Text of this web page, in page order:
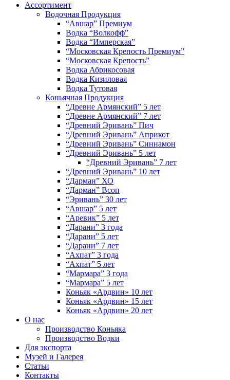
Ассортимент
Водочная Продукция
“Авшар” Премиум
Водка “Волкофф”
Водка “Имперская”
“Московская Крепость Премиум”
“Московская Крепость”
Водка Абрикосовая
Водка Кизиловая
Водка Тутовая
Коньячная Продукция
“Древне Армянский” 5 лет
“Древне Армянский” 7 лет
“Древний Эривань” Пич
“Древний Эривань” Априкот
“Древний Эривань” Синнамон
“Древний Эривань” 5 лет
“Древний Эривань” 7 лет
“Древний Эривань” 10 лет
“Дарман” ХО
“Дарман” Всоп
“Эривань” 30 лет
“Авшар” 5 лет
“Аревик” 5 лет
“Дарани” 3 года
“Дарани” 5 лет
“Дарани” 7 лет
“Ахпат” 3 года
“Ахпат” 5 лет
“Мармара” 3 года
“Мармара” 5 лет
Коньяк «Ардвин» 10 лет
Коньяк «Ардвин» 15 лет
Коньяк «Ардвин» 20 лет
О нас
Производство Коньяка
Производство Водки
Для экспорта
Музей и Галерея
Статьи
Контакты